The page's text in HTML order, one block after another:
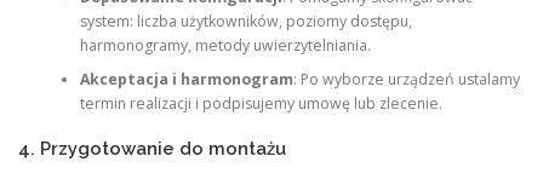
system: liczba użytkowników, poziomy dostępu,
harmonogramy, metody uwierzytelniania.
Akceptacja i harmonogram: Po wyborze urządzeń ustalamy
termin realizacji i podpisujemy umowę lub zlecenie.
4. Przygotowanie do montażu